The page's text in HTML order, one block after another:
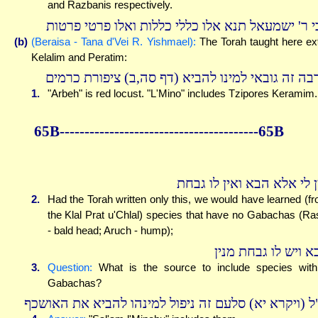
and Razbanis respectively.
ר' ישמעאל תנא אלו כללי כללות ואלו פרטי פרטות
(b) (Beraisa - Tana d'Vei R. Yishmael): The Torah taught here
Kelalim and Peratim:
זה גובאי למינו להביא (דף סה,ב) ציפורת כרמים
1. "Arbeh" is red locust. "L'Mino" includes Tzipores Keramim.
65B----------------------------------------65B
לי אלא הבא ואין לו גבחת
2.
Had the Torah written only this, we would have learned
the Klal Prat u'Chlal) species that have no Gabachas
- bald head; Aruch - hump);
ויש לו גבחת מנין
3. Question: What is the source to include species
Gabachas?
(ויקרא יא) סלעם זה ניפול למינהו להביא את האושכף